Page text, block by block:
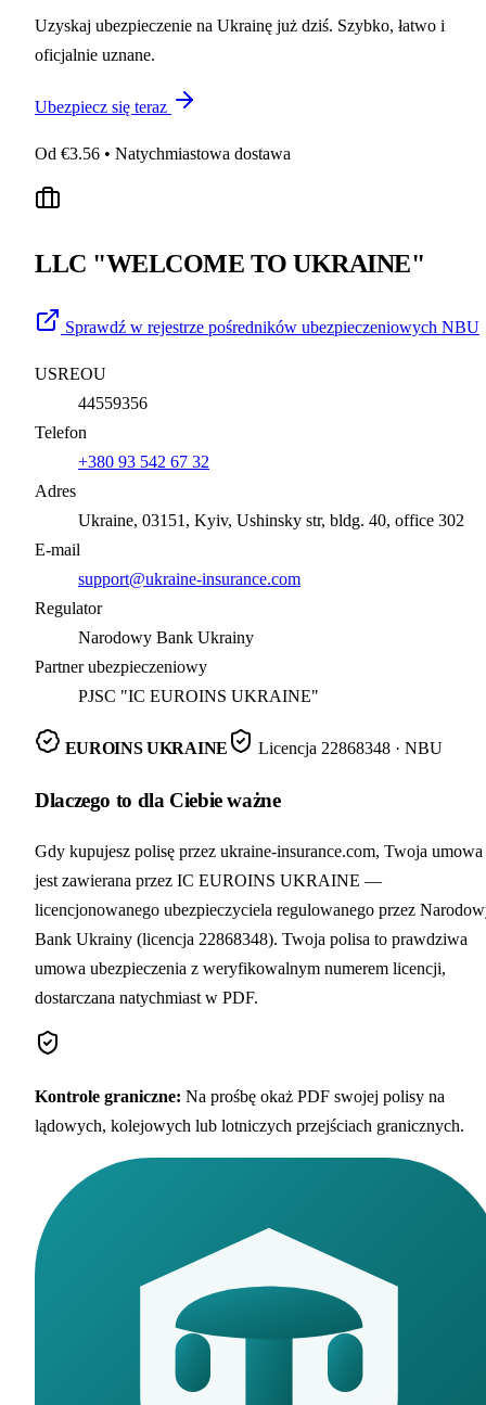
Uzyskaj ubezpieczenie na Ukrainę już dziś. Szybko, łatwo i
oficjalnie uznane.
Ubezpiecz się teraz
Od €3.56 • Natychmiastowa dostawa
LLC "WELCOME TO UKRAINE"
Sprawdź w rejestrze pośredników ubezpieczeniowych NBU
USREOU
44559356
Telefon
+380 93 542 67 32
Adres
Ukraine, 03151, Kyiv, Ushinsky str, bldg. 40, office 302
E-mail
support@ukraine-insurance.com
Regulator
Narodowy Bank Ukrainy
Partner ubezpieczeniowy
PJSC "IC EUROINS UKRAINE"
EUROINS UKRAINE Licencja 22868348· NBU
Dlaczego to dla Ciebie ważne
Gdy kupujesz polisę przez ukraine-insurance.com, Twoja umowa
jest zawierana przez IC EUROINS UKRAINE —
licencjonowanego ubezpieczyciela regulowanego przez
Bank Ukrainy (licencja 22868348). Twoja polisa to prawdziwa
umowa ubezpieczenia z weryfikowalnym numerem licencji,
dostarczana natychmiast w PDF.
Kontrole graniczne: Na prośbę okaż PDF swojej polisy na
lądowych, kolejowych lub lotniczych przejściach granicznych.